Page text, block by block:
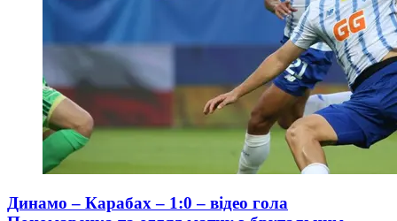
Динамо – Карабах – 1:0 – відео гола